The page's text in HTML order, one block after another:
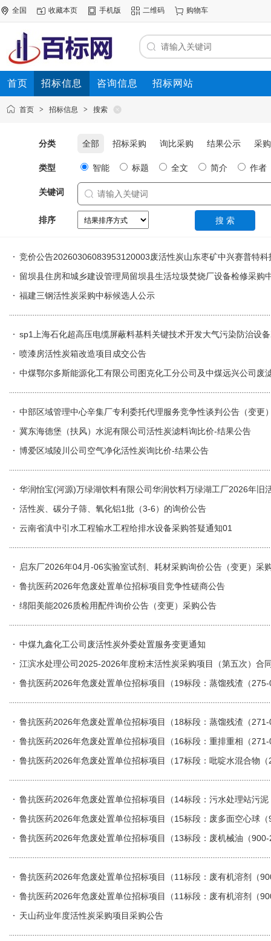
全国 收藏本页 手机版 二维码 购物车
首页 招标信息 咨询信息 招标网站
首页 > 招标信息 > 搜索
分类 全部 招标采购 询比采购 结果公示 采
类型 智能 标题 全文 简介 作者
关键词
排序
竞价公告20260306083953120003废活性炭山东枣矿中兴赛普特
留坝县住房和城乡建设管理局留坝县生活垃圾焚烧厂设备检修采购
福建三钢活性炭采购中标候选人公示
sp1上海石化超高压电缆屏蔽料基料关键技术开发大气污染防治设
喷漆房活性炭箱改造项目成交公告
中煤鄂尔多斯能源化工有限公司图克化工分公司及中煤远兴公司
中部区域管理中心辛集厂专利委托代理服务竞争性谈判公告（变更
冀东海德堡（扶风）水泥有限公司活性炭滤料询比价-结果公告
博爱区域陵川公司空气净化活性炭询比价-结果公告
华润怡宝(河源)万绿湖饮料有限公司华润饮料万绿湖工厂2026年旧
活性炭、碳分子筛、氧化铝1批（3-6）的询价公告
云南省滇中引水工程输水工程给排水设备采购答疑通知01
启东厂2026年04月-06实验室试剂、耗材采购询价公告（变更）采
鲁抗医药2026年危废处置单位招标项目竞争性磋商公告
绵阳美能2026质检用配件询价公告（变更）采购公告
中煤九鑫化工公司废活性炭外委处置服务变更通知
江滨水处理公司2025-2026年度粉末活性炭采购项目（第五次）合
鲁抗医药2026年危废处置单位招标项目（19标段：蒸馏残渣（
2）；）竞争性磋商公告
鲁抗医药2026年危废处置单位招标项目（18标段：蒸馏残渣（
鲁抗医药2026年危废处置单位招标项目（16标段：重排重相（
鲁抗医药2026年危废处置单位招标项目（17标段：吡啶水混合物
鲁抗医药2026年危废处置单位招标项目（14标段：污水处理站污
鲁抗医药2026年危废处置单位招标项目（15标段：废多面空心球
棉（900-039-49）、浮油浮渣（900-210-08）实
鲁抗医药2026年危废处置单位招标项目（13标段：废机械油（
鲁抗医药2026年危废处置单位招标项目（11标段：废有机溶剂（
鲁抗医药2026年危废处置单位招标项目（11标段：废有机溶剂（
天山药业年度活性炭采购项目采购公告